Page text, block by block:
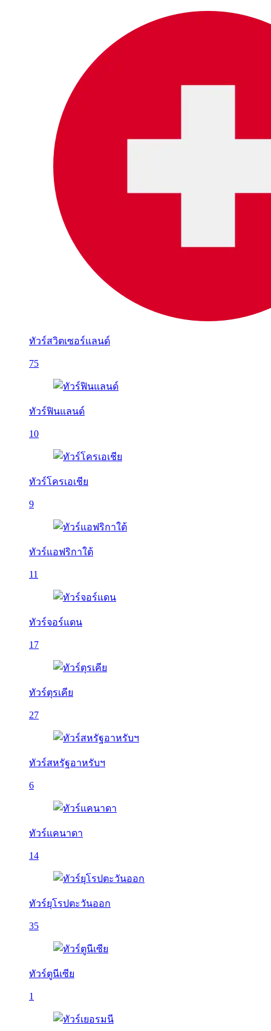
ทัวร์สวิตเซอร์แลนด์
75
ทัวร์ฟินแลนด์
10
ทัวร์โครเอเชีย
9
ทัวร์แอฟริกาใต้
11
ทัวร์จอร์แดน
17
ทัวร์ตุรเคีย
27
ทัวร์สหรัฐอาหรับฯ
6
ทัวร์แคนาดา
14
ทัวร์ยุโรปตะวันออก
35
ทัวร์ตูนีเซีย
1